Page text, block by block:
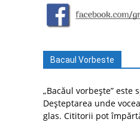
Bacaul Vorbeste
„Bacăul vorbește”
Deșteptarea unde
glas. Cititorii pot